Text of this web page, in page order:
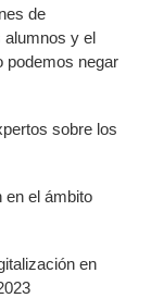
de
alumnos y el
podemos negar
sobre los
en el ámbito
en